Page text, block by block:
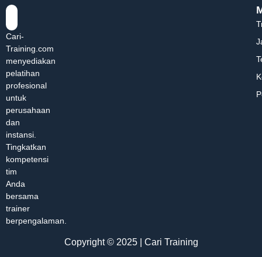
Cari-
Training.com
menyediakan
pelatihan
profesional
untuk
perusahaan
dan
instansi.
Tingkatkan
kompetensi
tim
Anda
bersama
trainer
berpengalaman.
Copyright © 2025 | Cari Training